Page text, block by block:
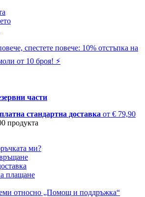
спестете повече: 10% отстъпка на
от 10 броя! ⚡️
части
стандартна доставка от € 79,90
продукта
ми?
плащане
относно „Помощ и поддръжка“